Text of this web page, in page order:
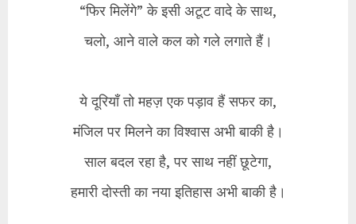
“फिर मिलेंगे” के इसी अटूट वादे के साथ,
चलो, आने वाले कल को गले लगाते हैं।
ये दूरियाँ तो महज़ एक पड़ाव हैं सफर का,
मंजिल पर मिलने का विश्वास अभी बाकी है।
साल बदल रहा है, पर साथ नहीं छूटेगा,
हमारी दोस्ती का नया इतिहास अभी बाकी है।